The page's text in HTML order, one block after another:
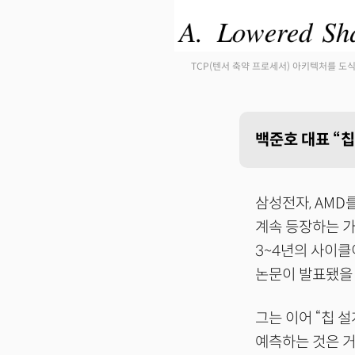
TCP(텐서 축약 프로세서) 아키텍처를 도
백준호 대표 “
삼성전자, AMD
계속 등장하는
3~4년의 사이클
논문이 발표됐
그는 이어 “칩
예측하는 것은